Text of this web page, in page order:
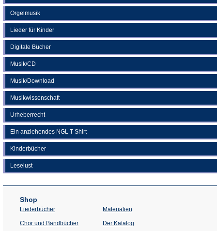
Orgelmusik
Lieder für Kinder
Digitale Bücher
Musik/CD
Musik/Download
Musikwissenschaft
Urheberrecht
Ein anziehendes NGL T-Shirt
Kinderbücher
Leselust
Shop
Liederbücher
Chor und Bandbücher
Materialien
Der Katalog